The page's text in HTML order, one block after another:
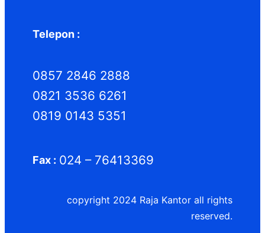
Telepon :
0857 2846 2888
0821 3536 6261
0819 0143 5351
Fax : 024 – 76413369
copyright 2024 Raja Kantor all rights
reserved.